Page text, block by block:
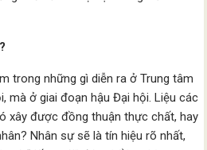
trong những gì diễn ra ở Trung tâm
mà ở giai đoạn hậu Đại hội. Liệu các
xây được đồng thuận thực chất, hay
Nhân sự sẽ là tín hiệu rõ nhất,